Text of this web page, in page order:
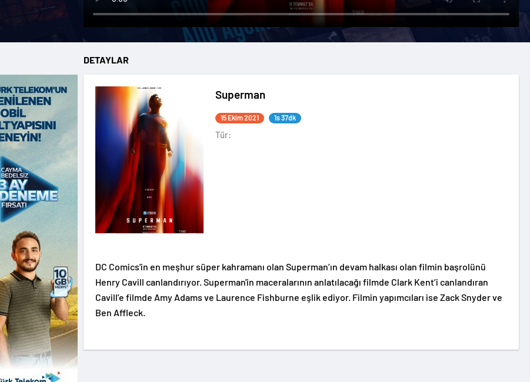
DETAYLAR
Superman
15 Ekim 2021 1s 37dk
Tür:
DC Comics'in en meşhur süper kahramanı olan Superman’ın devam halkası olan filmin başrolünü
Henry Cavill canlandırıyor. Superman'in maceralarının anlatılacağı filmde Clark Kent’i canlandıran
Cavill’e filmde Amy Adams ve Laurence Fishburne eşlik ediyor. Filmin yapımcıları ise Zack Snyder ve
Ben Affleck.